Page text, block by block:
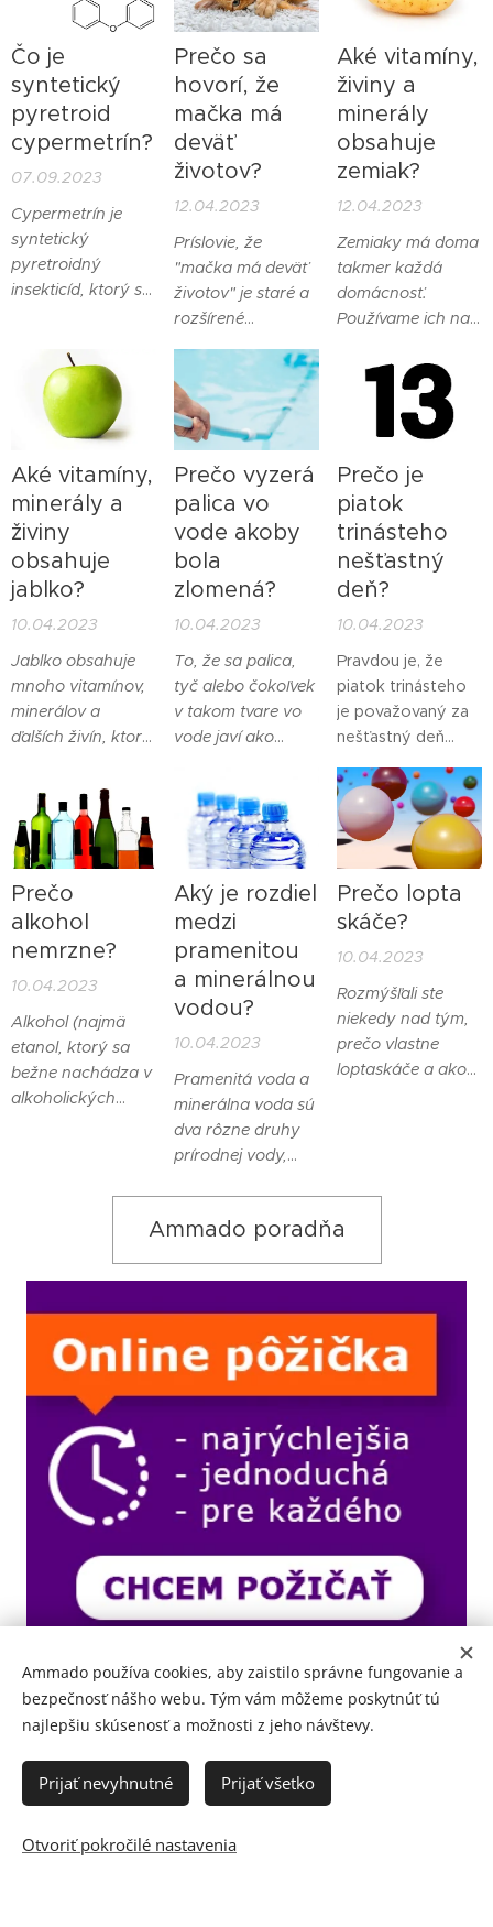
Čo je
syntetický
pyretroid
cypermetrín?
07.09.2023
Cypermetrín je
syntetický
pyretroidný
insekticíd, ktorý sa
poľnohospodárstve,
veterinárnej
medicíne,
stavebníctve a
domácnostiach.
Prečo sa
hovorí, že
mačka má
deväť
životov?
12.04.2023
Príslovie, že
"mačka má deväť
životov" je staré a
rozšírené
sa vzťahuje na
schopnosť mačiek
prežiť situácie,
ktoré sa môžu
zdať smrteľné
alebo pre život
nebezpečné.
Aké vitamíny,
živiny a
minerály
obsahuje
zemiak?
12.04.2023
Zemiaky má doma
takmer každá
domácnosť.
Používame ich na
jedál. Zamysleli ste
sa však niekedy
nad tým, čo
vlastne obyčajný a
cenovo dostupný
zemiak obsahuje?
Aké vitamíny,
minerály a
živiny
obsahuje
jablko?
10.04.2023
Jablko obsahuje
mnoho vitamínov,
minerálov a
ďalších živín, ktoré
naše zdravie.
Prečo vyzerá
palica vo
vode akoby
bola
zlomená?
10.04.2023
To, že sa palica,
tyč alebo čokoľvek
v takom tvare vo
vode javí ako
dôsledkom javu,
ktorý sa nazýva
lom svetla. K lomu
dochádza, keď
svetlo prechádza
medzi dvoma
prostrediami s
rôznymi indexmi
lomu, napríklad
vzduchom a
vodou. Index lomu
opisuje, ako rýchlo
svetlo prechádza
daným
prostredím.
Prečo je
piatok
trinásteho
nešťastný
deň?
10.04.2023
Pravdou je, že
piatok trinásteho
je považovaný za
nešťastný deň
dvoch rôznych
presvedčení a
povier, ktoré sa
týkajú čísla 13 a
piatku.
Prečo
alkohol
nemrzne?
10.04.2023
Alkohol (najmä
etanol, ktorý sa
bežne nachádza v
alkoholických
teplotách, na ktoré
mrazu vody.
Aký je rozdiel
medzi
pramenitou
a minerálnou
vodou?
10.04.2023
Pramenitá voda a
minerálna voda sú
dva rôzne druhy
prírodnej vody,
obsahom
a spôsobom ich
získavania.
Prečo lopta
skáče?
10.04.2023
Rozmýšľali ste
niekedy nad tým,
prečo vlastne
loptaskáče a ako
Ammado poradňa
Ammado používa cookies, aby zaistilo správne fungovanie a
bezpečnosť nášho webu. Tým vám môžeme poskytnúť tú
najlepšiu skúsenosť a možnosti z jeho návštevy.
Prijať nevyhnutné Prijať všetko
Otvoriť pokročilé nastavenia